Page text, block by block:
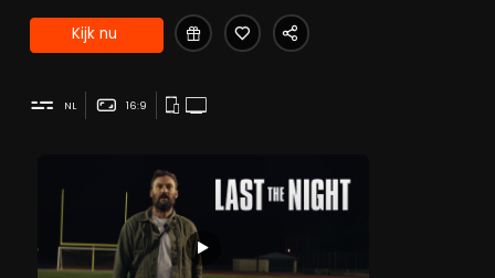
Kijk nu
NL 16:9